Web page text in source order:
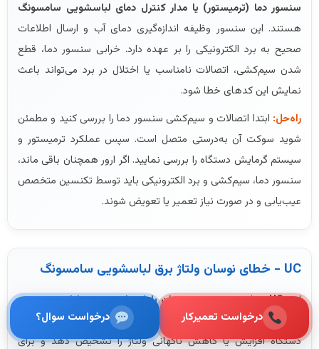
سنسور دما (ترمیستور) یا مدار کنترل دمای لباسشویی سامسونگ
هستند. این سنسور وظیفه اندازه‌گیری دمای آب و ارسال اطلاعات
صحیح به برد الکترونیکی را بر عهده دارد. خرابی سنسور دما، قطع
شدن سیم‌کشی، اتصالات نامناسب یا اختلال در برد می‌تواند باعث
نمایش این کدهای خطا شود.
راه‌حل: ابتدا اتصالات و سیم‌کشی سنسور دما را بررسی کنید و مطمئن
شوید سوکت آن به‌درستی متصل است. سپس عملکرد ترمیستور و
سیستم گرمایش دستگاه را بررسی نمایید. اگر ارور همچنان باقی ماند،
سنسور دما، سیم‌کشی و برد الکترونیکی باید توسط تکنسین متخصص
عیب‌یابی و در صورت نیاز تعمیر یا تعویض شوند.
UC - خطای نوسان ولتاژ برق لباسشویی سامسونگ
ارورUCنشان‌دهنده وجودنوسان یا غیرعادی بودن ولتاژ برق ورودی
لباسشویی سامسونگاست. این خطا زمانی نمایش داده می‌شود که
دستگاه افزایش یا کاهش ناگهانی ولتاژ را تشخیص دهد و برای
درخواست تعمیرکار درخواست سوال؟